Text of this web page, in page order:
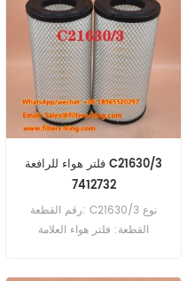
فلتر هواء للرافعة C21630/3
7412732
رقم القطعة: C21630/3 نوع
القطعة: فلتر هواء العلامة